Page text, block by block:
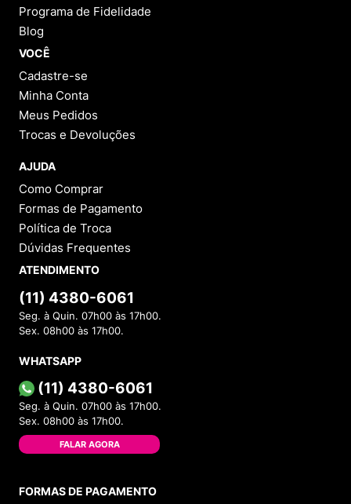
Programa de Fidelidade
Blog
VOCÊ
Cadastre-se
Minha Conta
Meus Pedidos
Trocas e Devoluções
AJUDA
Como Comprar
Formas de Pagamento
Política de Troca
Dúvidas Frequentes
ATENDIMENTO
(11) 4380-6061
Seg. à Quin. 07h00 às 17h00.
Sex. 08h00 às 17h00.
WHATSAPP
(11) 4380-6061
Seg. à Quin. 07h00 às 17h00.
Sex. 08h00 às 17h00.
FALAR AGORA
FORMAS DE PAGAMENTO